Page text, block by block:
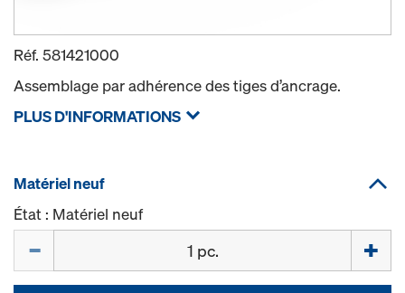
Réf. 581421000
Assemblage par adhérence des tiges d’ancrage.
PLUS D'INFORMATIONS
Matériel neuf
État : Matériel neuf